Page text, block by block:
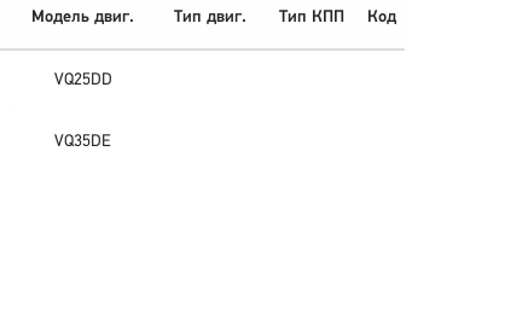
Модель двиг. Тип двиг. Тип КПП Код
VQ25DD
VQ35DE